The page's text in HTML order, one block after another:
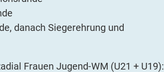
danach Siegerehrung und
Frauen Jugend-WM (U21 + U19):